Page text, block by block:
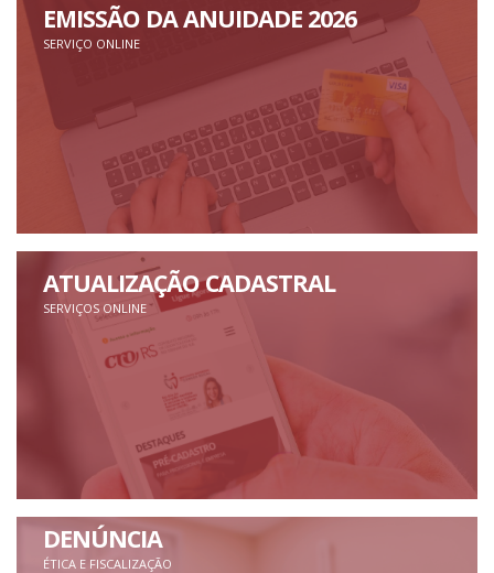
EMISSÃO DA ANUIDADE 2026
SERVIÇO ONLINE
ATUALIZAÇÃO CADASTRAL
SERVIÇOS ONLINE
DENÚNCIA
ÉTICA E FISCALIZAÇÃO